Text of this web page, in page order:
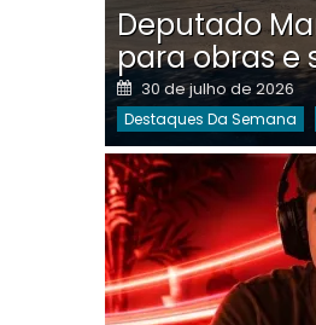
Deputado
para obras e
Posted
on
30 de julho de 2026
Destaques Da Semana